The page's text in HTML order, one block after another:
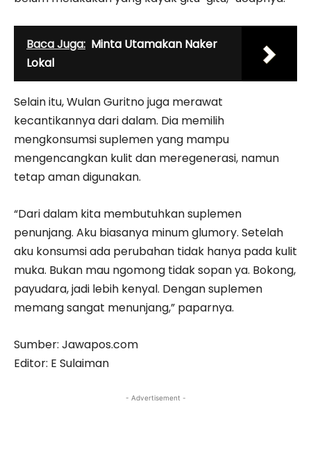
Baca Juga: Minta Utamakan Naker
Lokal
Selain itu, Wulan Guritno juga merawat
kecantikannya dari dalam. Dia memilih
mengkonsumsi suplemen yang mampu
mengencangkan kulit dan meregenerasi, namun
tetap aman digunakan.
“Dari dalam kita membutuhkan suplemen
penunjang. Aku biasanya minum glumory. Setelah
aku konsumsi ada perubahan tidak hanya pada kulit
muka. Bukan mau ngomong tidak sopan ya. Bokong,
payudara, jadi lebih kenyal. Dengan suplemen
memang sangat menunjang,” paparnya.
Sumber: Jawapos.com
Editor: E Sulaiman
- Advertisement -